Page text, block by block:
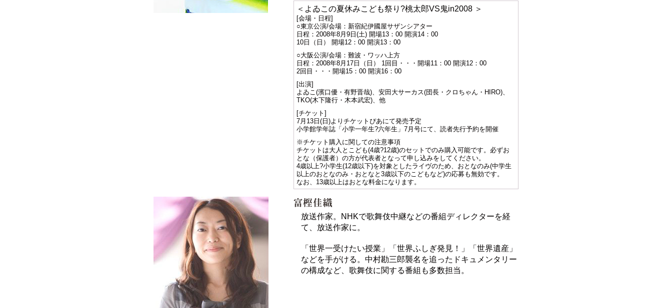
＜よゐこの夏休みこども祭り?桃太郎VS鬼in2008 ＞
[会場・日程]
○東京公演/会場：新宿紀伊國屋サザンシアター
日程：2008年8月9日(土) 開場13：00 開演14：00
10日（日） 開場12：00 開演13：00
○大阪公演/会場：難波・ワッハ上方
日程：2008年8月17日（日） 1回目・・・開場11：00 開演12：00
2回目・・・開場15：00 開演16：00
[出演]
よゐこ(濱口優・有野晋哉)、安田大サーカス(団長・クロちゃん・HIRO)、
TKO(木下隆行・木本武宏)、他
[チケット]
7月13日(日)よりチケットぴあにて発売予定
小学館学年誌「小学一年生?六年生」7月号にて、読者先行予約を開催
※チケット購入に関しての注意事項
チケットは大人とこども(4歳?12歳)のセットでのみ購入可能です。必ずお
とな（保護者）の方が代表者となって申し込みをしてください。
4歳以上?小学生(12歳以下)を対象としたライヴのため、おとなのみ(中学生
以上のおとなのみ・おとなと3歳以下のこどもなど)の応募も無効です。
なお、13歳以上はおとな料金になります。
放送作家。NHKで歌舞伎中継などの番組ディレクターを経
て、放送作家に。
「世界一受けたい授業」「世界ふしぎ発見！」「世界遺産」
などを手がける。中村勘三郎襲名を追ったドキュメンタリー
の構成など、歌舞伎に関する番組も多数担当。